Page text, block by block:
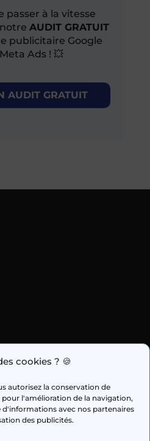
cookies ? 🍪
autorisez la conservation de
l'amélioration de la navigation,
d'informations avec nos partenaires
des publicités.
passer à la vitesse
notreAUDIT GRATUIT
publicitaire Google
Ads ! 💥
AUDIT GRATUIT